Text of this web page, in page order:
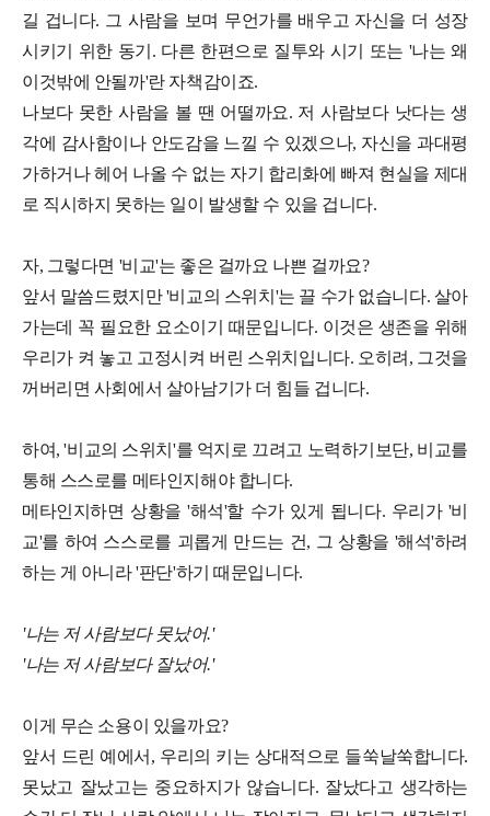
길 겁니다. 그 사람을 보며 무언가를 배우고 자신을 더 성장
시키기 위한 동기. 다른 한편으로 질투와 시기 또는 '나는 왜
이것밖에 안될까'란 자책감이죠.
나보다 못한 사람을 볼 땐 어떨까요. 저 사람보다 낫다는 생
각에 감사함이나 안도감을 느낄 수 있겠으나, 자신을 과대평
가하거나 헤어 나올 수 없는 자기 합리화에 빠져 현실을 제대
로 직시하지 못하는 일이 발생할 수 있을 겁니다.
자, 그렇다면 '비교'는 좋은 걸까요 나쁜 걸까요?
앞서 말씀드렸지만 '비교의 스위치'는 끌 수가 없습니다. 살아
가는데 꼭 필요한 요소이기 때문입니다. 이것은 생존을 위해
우리가 켜 놓고 고정시켜 버린 스위치입니다. 오히려, 그것을
꺼버리면 사회에서 살아남기가 더 힘들 겁니다.
하여, '비교의 스위치'를 억지로 끄려고 노력하기보단, 비교를
통해 스스로를 메타인지해야 합니다.
메타인지하면 상황을 '해석'할 수가 있게 됩니다. 우리가 '비
교'를 하여 스스로를 괴롭게 만드는 건, 그 상황을 '해석'하려
하는 게 아니라 '판단'하기 때문입니다.
'나는 저 사람보다 못났어.'
'나는 저 사람보다 잘났어.'
이게 무슨 소용이 있을까요?
앞서 드린 예에서, 우리의 키는 상대적으로 들쑥날쑥합니다.
못났고 잘났고는 중요하지가 않습니다. 잘났다고 생각하는